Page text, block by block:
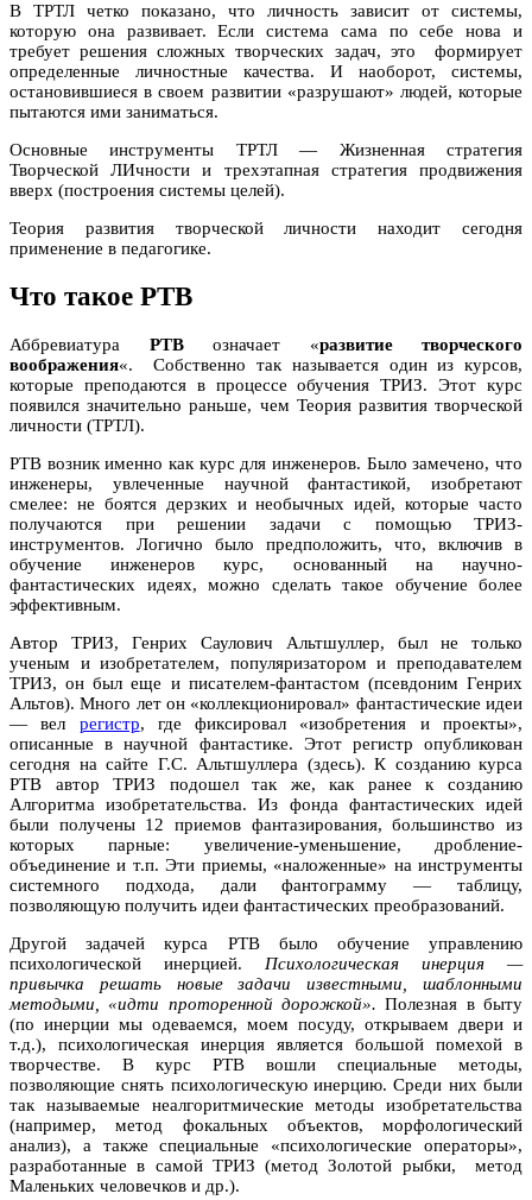
В ТРТЛ четко показано, что личность зависит от системы,
которую она развивает. Если система сама по себе нова и
требует решения сложных творческих задач, это формирует
определенные личностные качества. И наоборот, системы,
остановившиеся в своем развитии «разрушают» людей, которые
пытаются ими заниматься.
Основные инструменты ТРТЛ — Жизненная стратегия
Творческой ЛИчности и трехэтапная стратегия продвижения
вверх (построения системы целей).
Теория развития творческой личности находит сегодня
применение в педагогике.
Что такое РТВ
Аббревиатура РТВозначает «развитие творческого
воображения«. Собственно так называется один из курсов,
которые преподаются в процессе обучения ТРИЗ. Этот курс
появился значительно раньше, чем Теория развития творческой
личности (ТРТЛ).
РТВ возник именно как курс для инженеров. Было замечено, что
инженеры, увлеченные научной фантастикой, изобретают
смелее: не боятся дерзких и необычных идей, которые часто
получаются при решении задачи с помощью ТРИЗ-
инструментов. Логично было предположить, что, включив в
обучение инженеров курс, основанный на научно-
фантастических идеях, можно сделать такое обучение более
эффективным.
Автор ТРИЗ, Генрих Саулович Альтшуллер, был не только
ученым и изобретателем, популяризатором и преподавателем
ТРИЗ, он был еще и писателем-фантастом (псевдоним Генрих
Альтов). Много лет он «коллекционировал» фантастические идеи
— вел регистр, где фиксировал «изобретения и проекты»,
описанные в научной фантастике. Этот регистр опубликован
сегодня на сайте Г.С. Альтшуллера (здесь). К созданию курса
РТВ автор ТРИЗ подошел так же, как ранее к созданию
Алгоритма изобретательства. Из фонда фантастических идей
были получены 12 приемов фантазирования, большинство из
которых парные: увеличение-уменьшение, дробление-
объединение и т.п. Эти приемы, «наложенные» на инструменты
системного подхода, дали фантограмму — таблицу,
позволяющую получить идеи фантастических преобразований.
Другой задачей курса РТВ было обучение управлению
психологической инерцией. Психологическая инерция —
привычка решать новые задачи известными, шаблонными
методыми, «идти проторенной дорожкой». Полезная в быту
(по инерции мы одеваемся, моем посуду, открываем двери и
т.д.), психологическая инерция является большой помехой в
творчестве. В курс РТВ вошли специальные методы,
позволяющие снять психологическую инерцию. Среди них были
так называемые неалгоритмические методы изобретательства
(например, метод фокальных объектов, морфологический
анализ), а также специальные «психологические операторы»,
разработанные в самой ТРИЗ (метод Золотой рыбки, метод
Маленьких человечков и др.).